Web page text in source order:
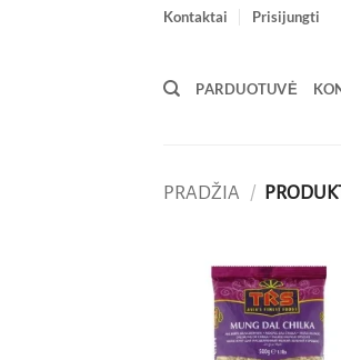
Kontaktai Prisijungti
PARDUOTUVĖ
PRADŽIA /